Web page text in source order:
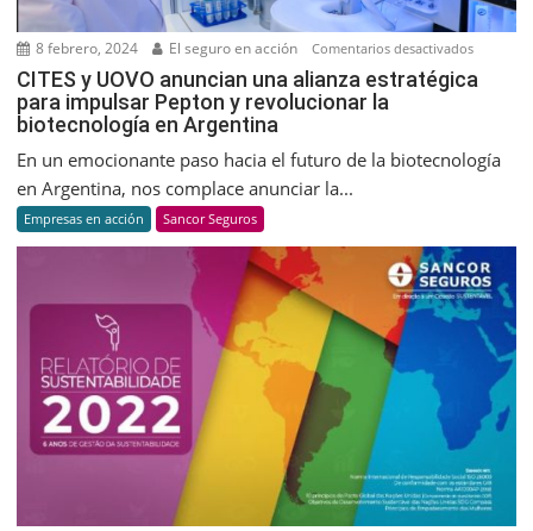
8 febrero, 2024 El seguro en acción Comentarios desactivadosen
CITES
anuncian
impulsar
Pepton
y
en
Argentina
CITES y UOVO anuncian una alianza estratégica
para impulsar Pepton y revolucionar la
biotecnología en Argentina
En un emocionante paso hacia el futuro de la biotecnología
en Argentina, nos complace anunciar la...
Empresas en acción Sancor Seguros